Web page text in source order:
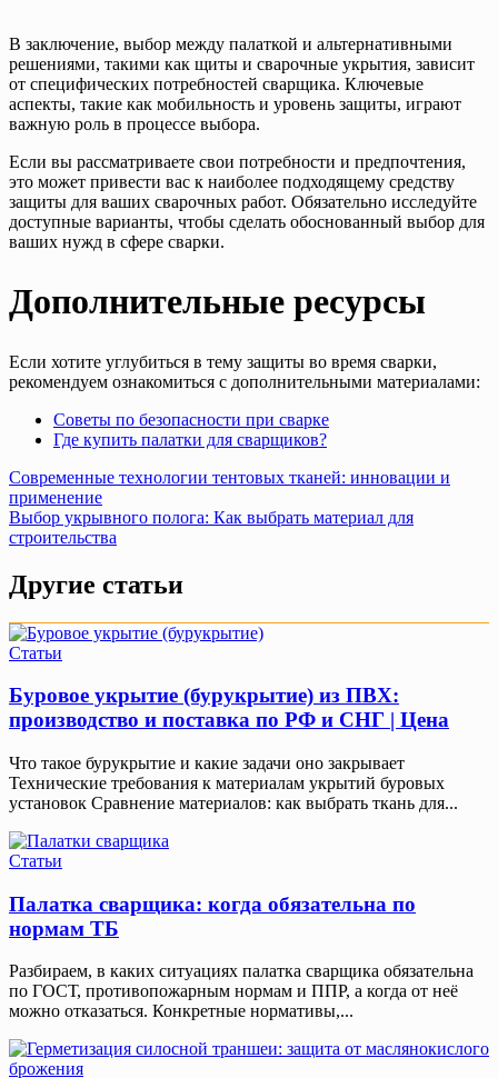
В заключение, выбор между палаткой и альтернативными
решениями, такими как щиты и сварочные укрытия, зависит
от специфических потребностей сварщика. Ключевые
аспекты, такие как мобильность и уровень защиты, играют
важную роль в процессе выбора.
Если вы рассматриваете свои потребности и предпочтения,
это может привести вас к наиболее подходящему средству
защиты для ваших сварочных работ. Обязательно исследуйте
доступные варианты, чтобы сделать обоснованный выбор для
ваших нужд в сфере сварки.
Дополнительные ресурсы
Если хотите углубиться в тему защиты во время сварки,
рекомендуем ознакомиться с дополнительными материалами:
Советы по безопасности при сварке
Где купить палатки для сварщиков?
Навигация
по
записям
Современные технологии тентовых тканей: инновации и
применение
Выбор укрывного полога: Как выбрать материал для
строительства
Другие статьи
Статьи
Буровое укрытие (бурукрытие) из ПВХ:
производство и поставка по РФ и СНГ | Цена
Что такое бурукрытие и какие задачи оно закрывает
Технические требования к материалам укрытий буровых
установок Сравнение материалов: как выбрать ткань для...
Статьи
Палатка сварщика: когда обязательна по
нормам ТБ
Разбираем, в каких ситуациях палатка сварщика обязательна
по ГОСТ, противопожарным нормам и ППР, а когда от неё
можно отказаться. Конкретные нормативы,...